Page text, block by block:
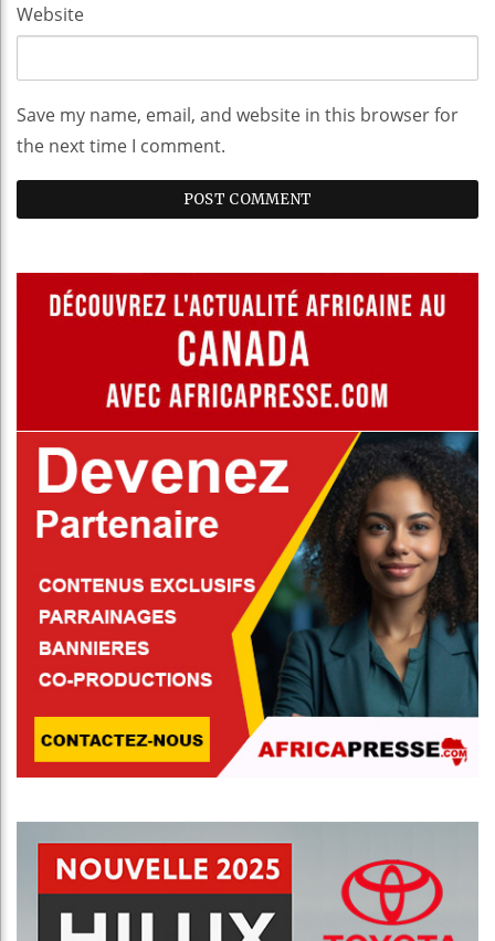
Website
Save my name, email, and website in this browser for
the next time I comment.